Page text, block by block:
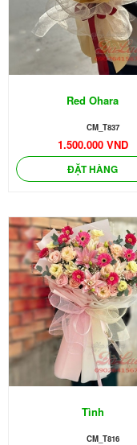
Red Ohara
CM_T837
1.500.000 VND
ĐẶT HÀNG
Tình
CM_T816